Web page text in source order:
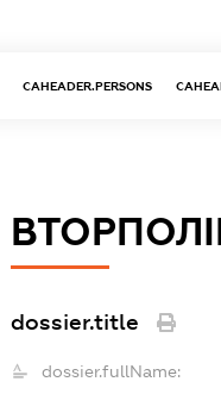
CAHEADER.PERSONS
dossier.title
dossier.fullName: